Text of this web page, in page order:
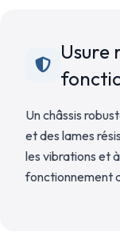
Usure
Un châssis
et des lames
les vibrations et
fonctionnement